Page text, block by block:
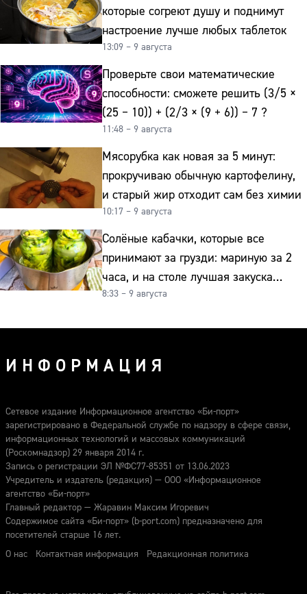
которые согреют душу и поднимут
настроение лучше любых таблеток
13:09 – 9 августа
Проверьте свои математические
способности: сможете решить (3/5 ×
(25 − 10)) + (2/3 × (9 + 6)) − 7 ?
11:48 – 9 августа
Мясорубка как новая за 5 минут:
прокручиваю обычную картофелину,
и старый жир отходит сам без химии
10:17 – 9 августа
Солёные кабачки, которые все
принимают за грузди: мариную за 2
часа, и на столе лучшая закуска
к картошке
8:33 – 9 августа
ИНФОРМАЦИЯ
Сетевое издание Информационное агентство «Би-порт»
зарегистрировано в Федеральной службе по надзору в сфере связи,
информационных технологий и массовых коммуникаций
(Роскомнадзор) 29 января 2014 г.
Запись о регистрации ЭЛ №ФС77-85351 от 13.06.2023
Учредитель и издатель (редакция) — ООО «Информационное
агентство «Би-порт»
Главный редактор — Жаравин Максим Игоревич
Содержимое сайта «Би-порт» (b-port.com) предназначено для
посетителей старше 16 лет.
О нас
Контактная информация Редакционная политика